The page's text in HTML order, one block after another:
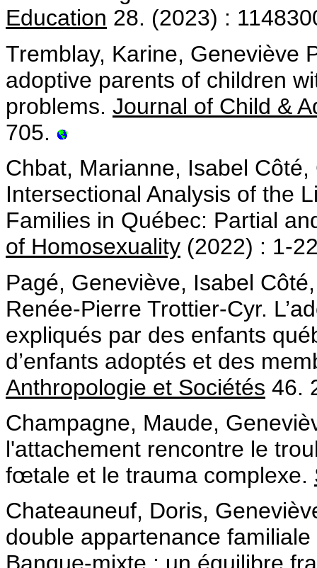
Education 28. (2023) :
Tremblay, Karine, Geneviève
adoptive parents of children
problems. Journal of Child &
705.
Chbat, Marianne, Isabel
Intersectional Analysis of the
Families in Québec: Partial
of Homosexuality (2022) : 1-
Pagé, Geneviève, Isabel
Renée-Pierre Trottier-Cyr.
expliqués par des enfants
d’enfants adoptés et des
Anthropologie et Sociétés 46.
Champagne, Maude,
l'attachement rencontre le
fœtale et le trauma complexe.
Chateauneuf, Doris,
double appartenance